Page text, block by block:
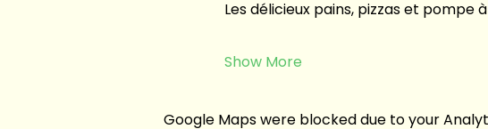
Les délicieux pains, pizzas et pompe
Show More
Google Maps were blocked due to your